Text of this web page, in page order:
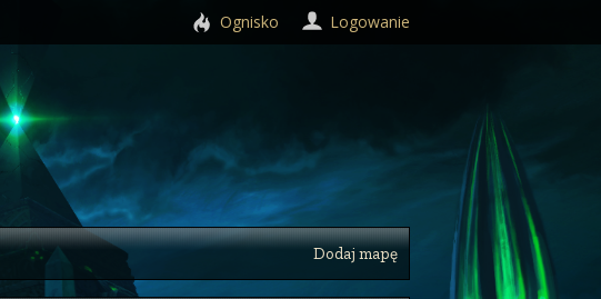
Dodaj mapę
Ognisko Logowanie